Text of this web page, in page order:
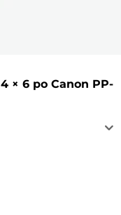
× 6 po Canon PP-